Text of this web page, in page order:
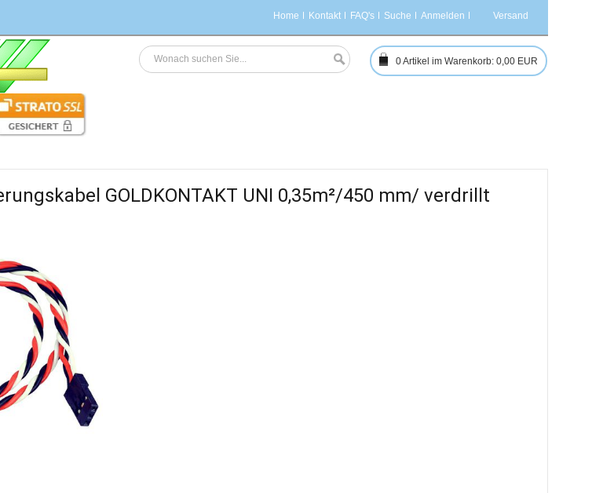
Versand
Home Kontakt FAQ's Suche Anmelden
0Artikel im Warenkorb: 0,00 EUR
GOLDKONTAKT UNI 0,35m²/450 mm/ verdrillt